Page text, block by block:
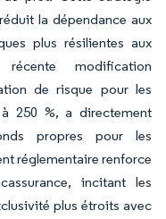
la dépendance aux
plus résilientes aux
modification
de risque pour les
250 %, a directement
propres pour les
réglementaire renforce
incitant les
plus étroits avec